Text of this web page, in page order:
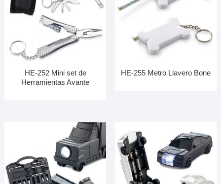
HE-252 Mini set de
Herramientas Avante
HE-255 Metro Llavero Bone